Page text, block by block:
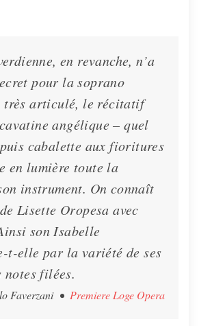
en revanche, n’a
pour la soprano
très articulé, le récitatif
angélique – quel
cabalette aux fioritures
en lumière toute la
instrument. On connaît
Lisette Oropesa avec
son Isabelle
t-elle par la variété de ses
notes filées.
Faverzani • Premiere Loge Opera